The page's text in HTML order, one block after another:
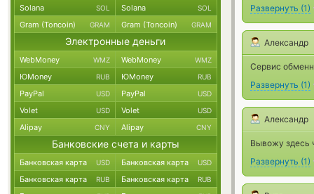
Развернуть (1)
Александр
Сервис
Развернуть (1)
Александр
Вывожу здесь
Развернуть (1)
Solana SOL Solana SOL
Gram (Toncoin) GRAM Gram (Toncoin) GRAM
Электронные деньги
WebMoney WMZ WebMoney WMZ
ЮMoney RUB ЮMoney RUB
PayPal USD PayPal USD
Volet USD Volet USD
Alipay CNY Alipay CNY
Банковские счета и карты
Банковская карта USD Банковская карта USD
Банковская карта RUB Банковская карта RUB